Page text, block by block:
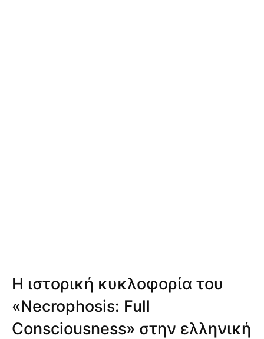
Η ιστορική κυκλοφορία του
«Necrophosis: Full
Consciousness» στην ελληνική